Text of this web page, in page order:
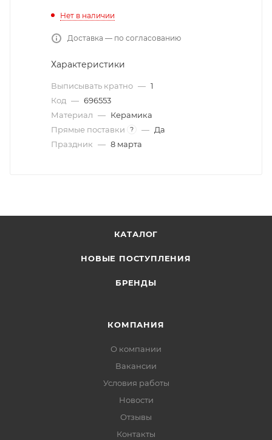
Нет в наличии
Доставка — по согласованию
Характеристики
Выписывать кратно — 1
Код — 696553
Материал — Керамика
Прямые поставки
? — Да
Праздник — 8 марта
КАТАЛОГ
НОВЫЕ ПОСТУПЛЕНИЯ
БРЕНДЫ
КОМПАНИЯ
О компании
Вакансии
Условия работы
Новости
Отзывы
Контакты